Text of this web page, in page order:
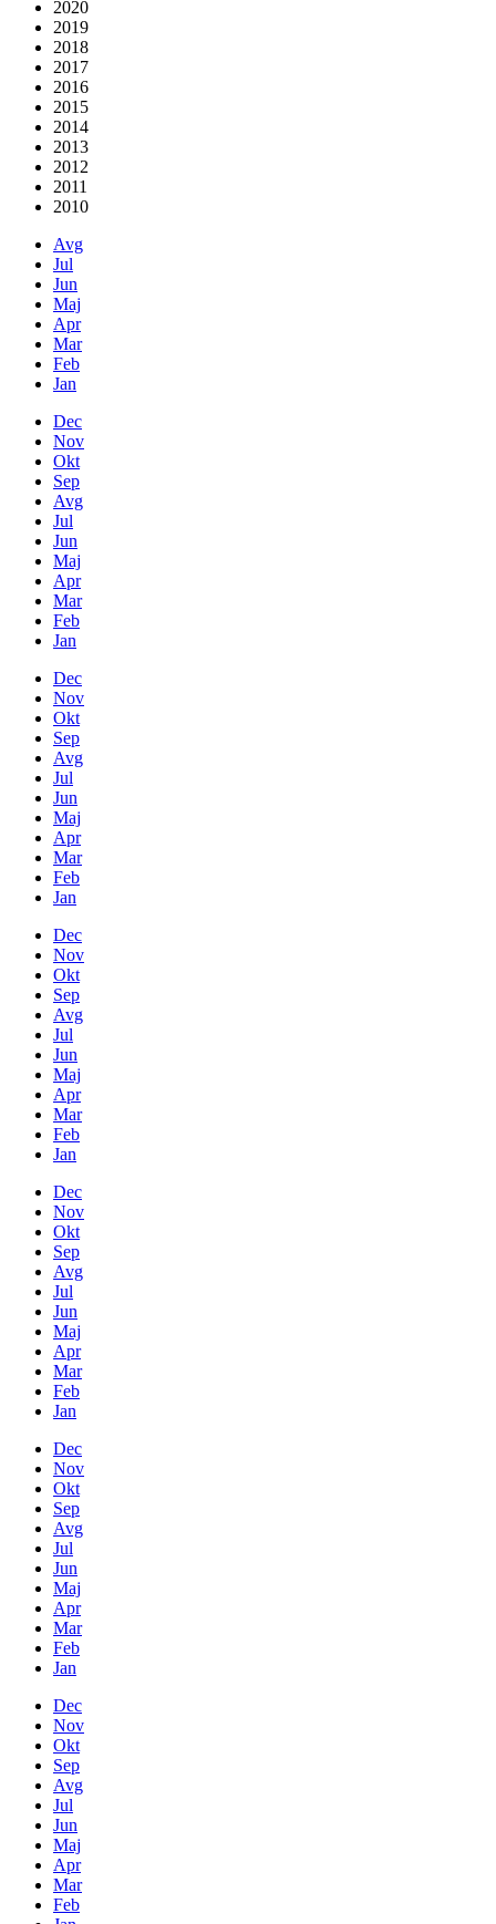
2020
2019
2018
2017
2016
2015
2014
2013
2012
2011
2010
Avg
Jul
Jun
Maj
Apr
Mar
Feb
Jan
Dec
Nov
Okt
Sep
Avg
Jul
Jun
Maj
Apr
Mar
Feb
Jan
Dec
Nov
Okt
Sep
Avg
Jul
Jun
Maj
Apr
Mar
Feb
Jan
Dec
Nov
Okt
Sep
Avg
Jul
Jun
Maj
Apr
Mar
Feb
Jan
Dec
Nov
Okt
Sep
Avg
Jul
Jun
Maj
Apr
Mar
Feb
Jan
Dec
Nov
Okt
Sep
Avg
Jul
Jun
Maj
Apr
Mar
Feb
Jan
Dec
Nov
Okt
Sep
Avg
Jul
Jun
Maj
Apr
Mar
Feb